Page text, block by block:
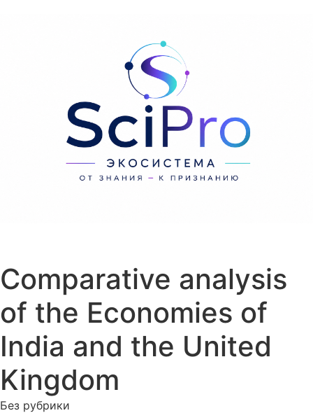
Comparative analysis
of the Economies of
India and the United
Kingdom
Без рубрики